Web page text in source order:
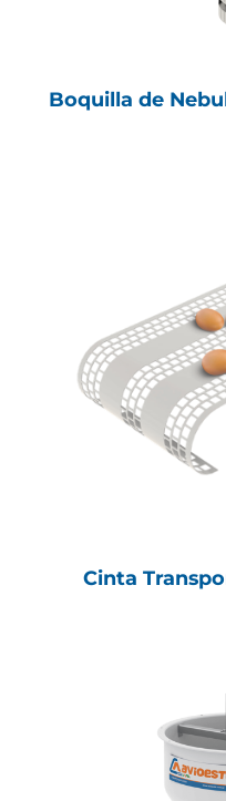
Boquilla de
Cinta